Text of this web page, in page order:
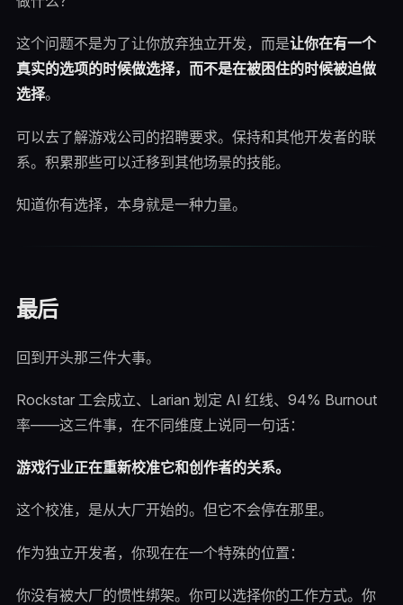
这个问题不是为了让你放弃独立开发，而是让你在有一个
真实的选项的时候做选择，而不是在被困住的时候被迫做
选择。
可以去了解游戏公司的招聘要求。保持和其他开发者的联
系。积累那些可以迁移到其他场景的技能。
知道你有选择，本身就是一种力量。
最后
回到开头那三件大事。
Rockstar 工会成立、Larian 划定 AI 红线、94% Burnout
率——这三件事，在不同维度上说同一句话：
游戏行业正在重新校准它和创作者的关系。
这个校准，是从大厂开始的。但它不会停在那里。
作为独立开发者，你现在在一个特殊的位置：
你没有被大厂的惯性绑架。你可以选择你的工作方式。你